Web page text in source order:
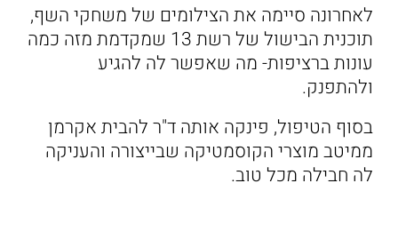
לאחרונה סיימה את הצילומים של משחקי השף,
תוכנית הבישול של רשת 13 שמקדמת מזה כמה
עונות ברציפות- מה שאפשר לה להגיע
ולהתפנק.
בסוף הטיפול, פינקה אותה ד"ר להבית אקרמן
ממיטב מוצרי הקוסמטיקה שבייצורה והעניקה
לה חבילה מכל טוב.